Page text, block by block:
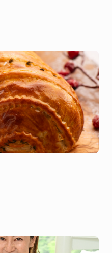
＆リゾートのエグゼク